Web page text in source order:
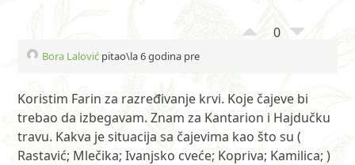
0
Bora Lalović pitao\la 6 godina pre
Koristim Farin za razređivanje krvi. Koje čajeve bi
trebao da izbegavam. Znam za Kantarion i Hajdučku
travu. Kakva je situacija sa čajevima kao što su (
Rastavić; Mlečika; Ivanjsko cveće; Kopriva; Kamilica; )